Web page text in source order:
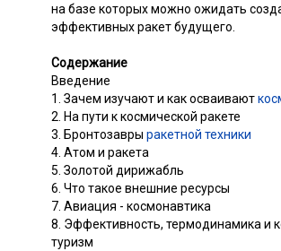
на базе которых можно ожидать
эффективных ракет будущего.
Содержание
Введение
1. Зачем изучают и как осваивают
2. На пути к космической ракете
3. Бронтозавры ракетной техники
4. Атом и ракета
5. Золотой дирижабль
6. Что такое внешние ресурсы
7. Авиация - космонавтика
8. Эффективность, термодинамика и
туризм